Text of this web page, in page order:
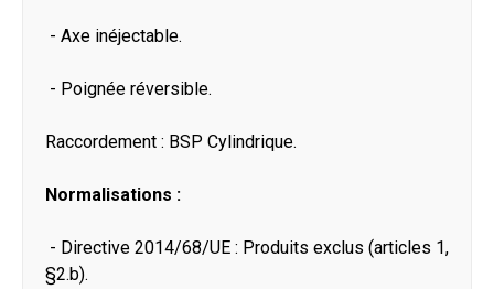
- Axe inéjectable.
- Poignée réversible.
Raccordement : BSP Cylindrique.
Normalisations :
- Directive 2014/68/UE : Produits exclus (articles 1,
§2.b).